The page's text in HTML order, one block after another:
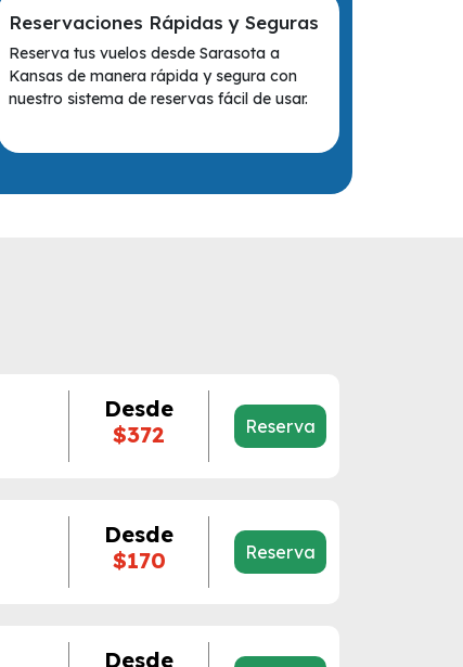
Reservaciones Rápidas y Seguras
Reserva tus vuelos desde Sarasota a
Kansas de manera rápida y segura con
nuestro sistema de reservas fácil de usar.
Desde
$372
Reserva
Desde
$170
Reserva
Desde